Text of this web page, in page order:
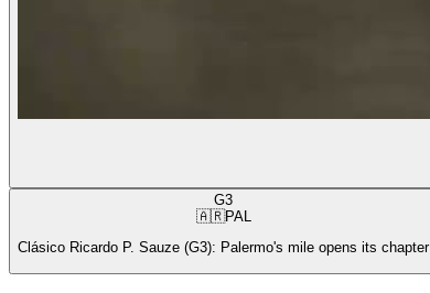
G3
🇦🇷PAL
Clásico Ricardo P. Sauze (G3): Palermo's mile opens its chapter